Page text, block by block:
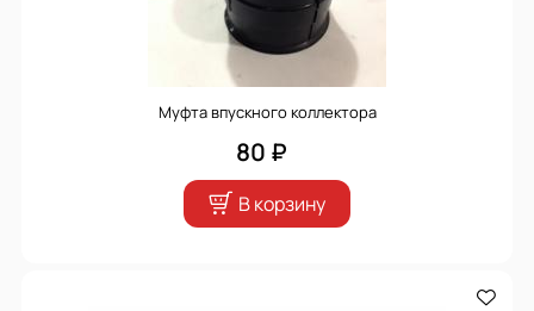
Муфта впускного коллектора
80 ₽
В корзину